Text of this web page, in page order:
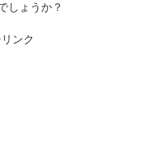
しょうか？
ンク